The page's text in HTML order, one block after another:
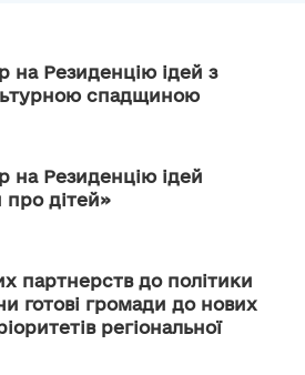
на Резиденцію ідей з
спадщиною
на Резиденцію ідей
про дітей»
партнерств до політики
готові громади до нових
регіональної